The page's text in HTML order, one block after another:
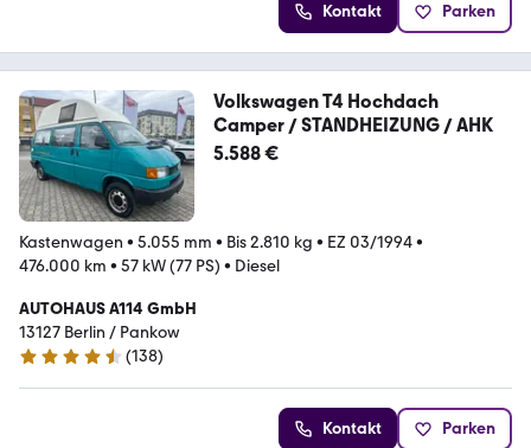
Kontakt Parken
Volkswagen T4 Hochdach
Camper / STANDHEIZUNG / AHK
5.588 €
Kastenwagen • 5.055 mm • Bis 2.810 kg • EZ 03/1994•
476.000 km • 57 kW (77 PS) • Diesel
AUTOHAUS A114 GmbH
13127 Berlin / Pankow
4.6 Sterne
(138)
Kontakt Parken